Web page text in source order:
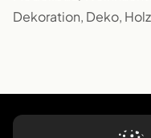
Dekoration, Deko,